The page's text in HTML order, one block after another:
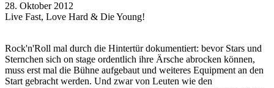
28. Oktober 2012
Live Fast, Love Hard & Die Young!
Rock'n'Roll mal durch die Hintertür dokumentiert: bevor Stars und
Sternchen sich on stage ordentlich ihre Ärsche abrocken können,
muss erst mal die Bühne aufgebaut und weiteres Equipment an den
Start gebracht werden. Und zwar von Leuten wie den